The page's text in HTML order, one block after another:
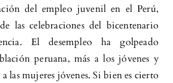
del empleo juvenil en el Perú,
las celebraciones del bicentenario
El desempleo ha golpeado
peruana, más a los jóvenes y
las mujeres jóvenes. Si bien es cierto